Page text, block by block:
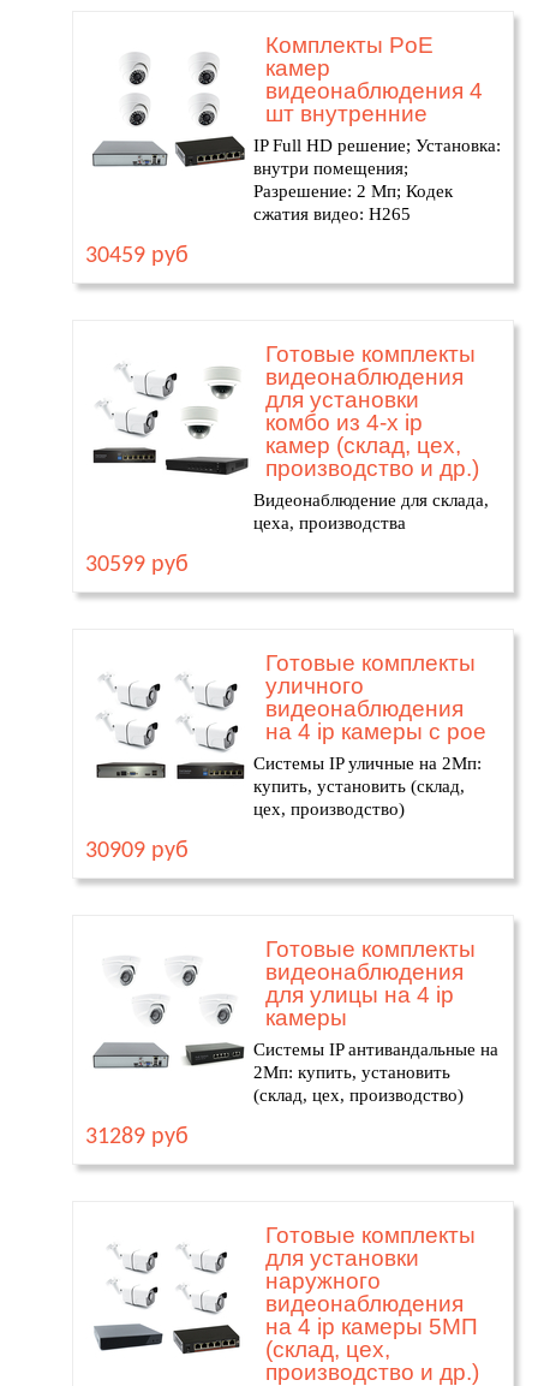
Комплекты PoE
камер
видеонаблюдения 4
шт внутренние
IP Full HD решение; Установка:
внутри помещения;
Разрешение: 2 Мп; Кодек
сжатия видео: H265
30459 руб
Готовые комплекты
видеонаблюдения
для установки
комбо из 4-х ip
камер (склад, цех,
производство и др.)
Видеонаблюдение для склада,
цеха, производства
30599 руб
Готовые комплекты
уличного
видеонаблюдения
на 4 ip камеры с poe
Системы IP уличные на 2Мп:
купить, установить (склад,
цех, производство)
30909 руб
Готовые комплекты
видеонаблюдения
для улицы на 4 ip
камеры
Системы IP антивандальные на
2Мп: купить, установить
(склад, цех, производство)
31289 руб
Готовые комплекты
для установки
наружного
видеонаблюдения
на 4 ip камеры 5МП
(склад, цех,
производство и др.)